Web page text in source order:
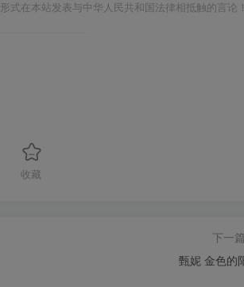
式在本站发表与中华人民共和国法律相抵触的言论
收藏
下一
甄妮 金色的